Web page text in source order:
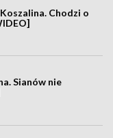
Chodzi o
Sianów nie